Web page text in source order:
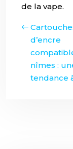
de la vape.
d’encre
nîmes :
tendance